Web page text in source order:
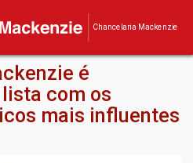
Chancelaria Mackenzie
é
com os
mais influentes